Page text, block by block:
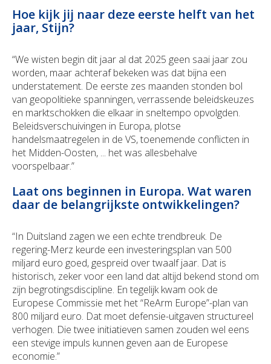
Hoe kijk jij naar deze eerste helft van het
jaar, Stijn?
“We wisten begin dit jaar al dat 2025 geen saai jaar zou
worden, maar achteraf bekeken was dat bijna een
understatement. De eerste zes maanden stonden bol
van geopolitieke spanningen, verrassende beleidskeuzes
en marktschokken die elkaar in sneltempo opvolgden.
Beleidsverschuivingen in Europa, plotse
handelsmaatregelen in de VS, toenemende conflicten in
het Midden-Oosten, ... het was allesbehalve
voorspelbaar.”
Laat ons beginnen in Europa. Wat waren
daar de belangrijkste ontwikkelingen?
“In Duitsland zagen we een echte trendbreuk. De
regering-Merz keurde een investeringsplan van 500
miljard euro goed, gespreid over twaalf jaar. Dat is
historisch, zeker voor een land dat altijd bekend stond om
zijn begrotingsdiscipline. En tegelijk kwam ook de
Europese Commissie met het “ReArm Europe”-plan van
800 miljard euro. Dat moet defensie-uitgaven structureel
verhogen. Die twee initiatieven samen zouden wel eens
een stevige impuls kunnen geven aan de Europese
economie.”